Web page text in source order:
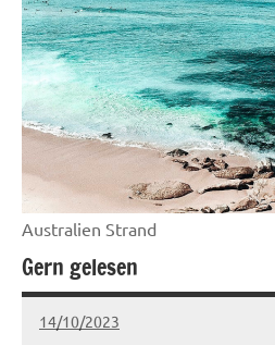
Australien Strand
Gern gelesen
14/10/2023
Claudia
Keine